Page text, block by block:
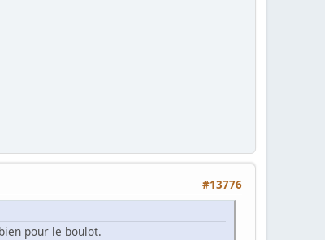
#13776
pour le boulot.